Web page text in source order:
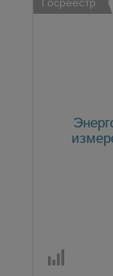
Госреестр